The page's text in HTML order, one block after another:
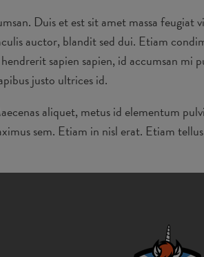
Duis et est sit amet massa
auctor, blandit sed dui. Etiam
sapien sapien, id accumsan
justo ultrices id.
aliquet, metus id elementum
sem. Etiam in nisl erat. Etiam